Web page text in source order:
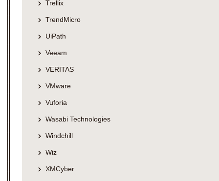
Trellix
TrendMicro
UiPath
Veeam
VERITAS
VMware
Vuforia
Wasabi Technologies
Windchill
Wiz
XMCyber